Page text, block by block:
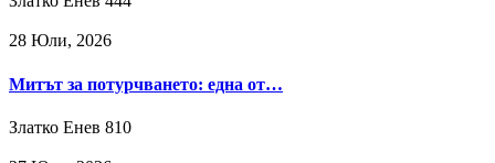
28 Юли, 2026
Митът за потурчването: една от…
Златко Енев 810